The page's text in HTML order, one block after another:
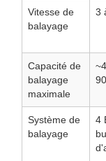
Vitesse de
balayage
3
Capacité de
balayage
maximale
Système de
balayage
4